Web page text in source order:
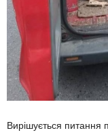
Вирішується питання